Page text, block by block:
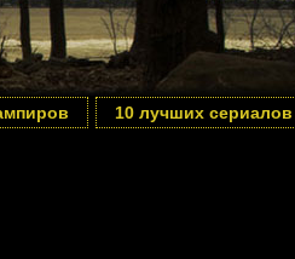
10 лучших